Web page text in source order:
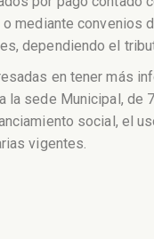
mediante convenios
dependiendo el
en tener más
la sede Municipal, de
social, el
vigentes.